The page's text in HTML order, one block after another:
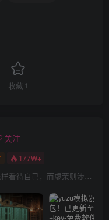
收藏 1
关注
177W+
骄傲多半涉及我们自己怎样看待自己，而虚荣则涉及我们想别人怎样看我们